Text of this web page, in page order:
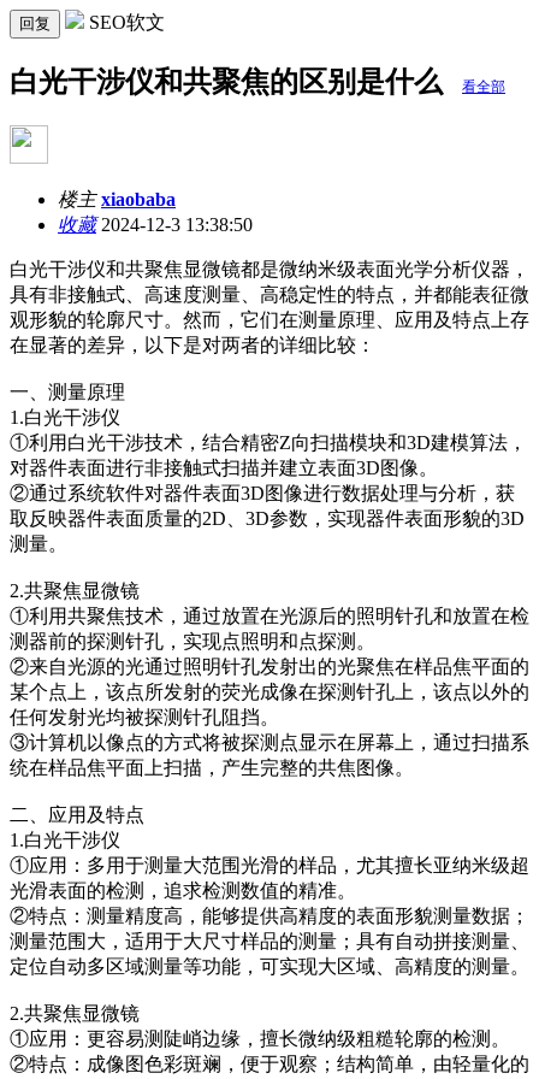
回复 SEO软文
白光干涉仪和共聚焦的区别是什么 看全部
楼主 xiaobaba
收藏2024-12-3 13:38:50
白光干涉仪和共聚焦显微镜都是微纳米级表面光学分析仪器，
具有非接触式、高速度测量、高稳定性的特点，并都能表征微
观形貌的轮廓尺寸。然而，它们在测量原理、应用及特点上存
在显著的差异，以下是对两者的详细比较：
一、测量原理
1.白光干涉仪
①利用白光干涉技术，结合精密Z向扫描模块和3D建模算法，
对器件表面进行非接触式扫描并建立表面3D图像。
②通过系统软件对器件表面3D图像进行数据处理与分析，获
取反映器件表面质量的2D、3D参数，实现器件表面形貌的3D
测量。
2.共聚焦显微镜
①利用共聚焦技术，通过放置在光源后的照明针孔和放置在检
测器前的探测针孔，实现点照明和点探测。
②来自光源的光通过照明针孔发射出的光聚焦在样品焦平面的
某个点上，该点所发射的荧光成像在探测针孔上，该点以外的
任何发射光均被探测针孔阻挡。
③计算机以像点的方式将被探测点显示在屏幕上，通过扫描系
统在样品焦平面上扫描，产生完整的共焦图像。
二、应用及特点
1.白光干涉仪
①应用：多用于测量大范围光滑的样品，尤其擅长亚纳米级超
光滑表面的检测，追求检测数值的精准。
②特点：测量精度高，能够提供高精度的表面形貌测量数据；
测量范围大，适用于大尺寸样品的测量；具有自动拼接测量、
定位自动多区域测量等功能，可实现大区域、高精度的测量。
2.共聚焦显微镜
①应用：更容易测陡峭边缘，擅长微纳级粗糙轮廓的检测。
②特点：成像图色彩斑斓，便于观察；结构简单，由轻量化的